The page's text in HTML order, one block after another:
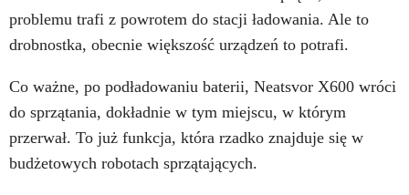
problemu trafi z powrotem do stacji ładowania. Ale to
drobnostka, obecnie większość urządzeń to potrafi.
Co ważne, po podładowaniu baterii, Neatsvor X600 wróci
do sprzątania, dokładnie w tym miejscu, w którym
przerwał. To już funkcja, która rzadko znajduje się w
budżetowych robotach sprzątających.